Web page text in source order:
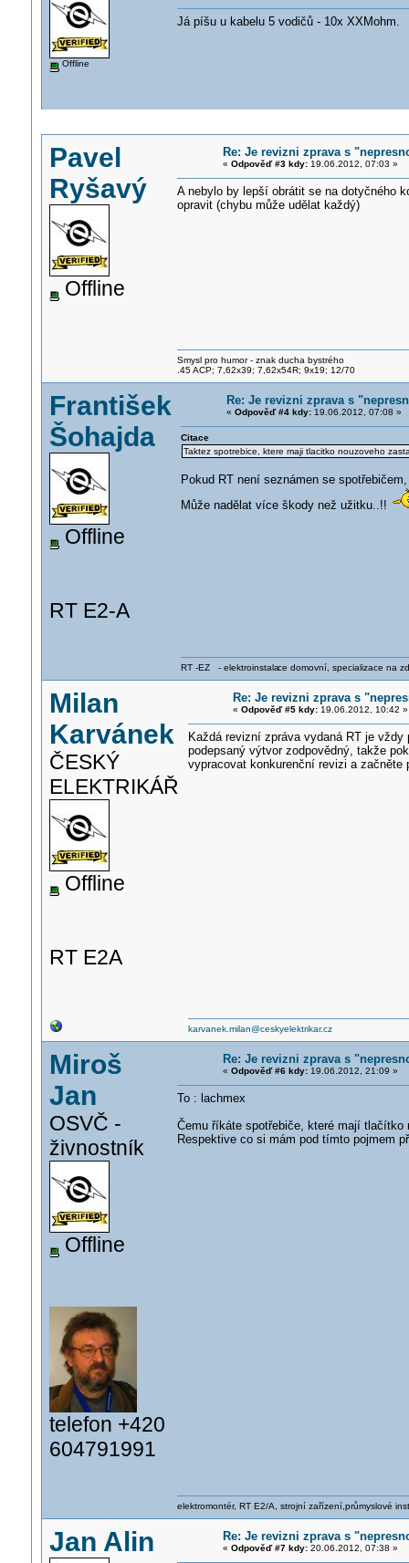
Offline
Já píšu u kabelu 5 vodičů - 10x XXMohm.
Pavel
Ryšavý
Offline
Re: Je revizni zprava s
« Odpověď #3 kdy:19.06.2012, 07:03 »
A nebylo by lepší obrátit se na dotyčného
opravit (chybu může udělat každý)
Smysl pro humor - znak ducha bystrého
.45 ACP; 7,62x39; 7,62x54R; 9x19; 12/70
František
Šohajda
Offline
RT E2-A
Re: Je revizni zprava s
« Odpověď #4 kdy:19.06.2012, 07:08 »
Citace
Taktez spotrebice, ktere maji tlacitko nouzoveho
Pokud RT není seznámen se
Může nadělat více škody než užitku..!!
RT -EZ - elektroinstalace domovní, specializace na
Milan
Karvánek
ČESKÝ
ELEKTRIKÁŘ
Offline
RT E2A
Re: Je revizni zprava s
« Odpověď #5 kdy:19.06.2012, 10:42 »
Každá revizní zpráva vydaná RT je
podepsaný výtvor zodpovědný, takže
vypracovat konkurenční revizi a začněte
karvanek.milan@ceskyelektrikar.cz
Miroš
Jan
OSVČ -
živnostník
Offline
telefon +420
604791991
Re: Je revizni zprava s
« Odpověď #6 kdy:19.06.2012, 21:09 »
To : lachmex
Čemu říkáte spotřebiče, které mají tlačítko
Respektive co si mám pod tímto pojmem
elektromontér, RT E2/A, strojní zařízení,průmyslové
Jan Alin Re: Je revizni zprava s
« Odpověď #7 kdy:20.06.2012, 07:38 »